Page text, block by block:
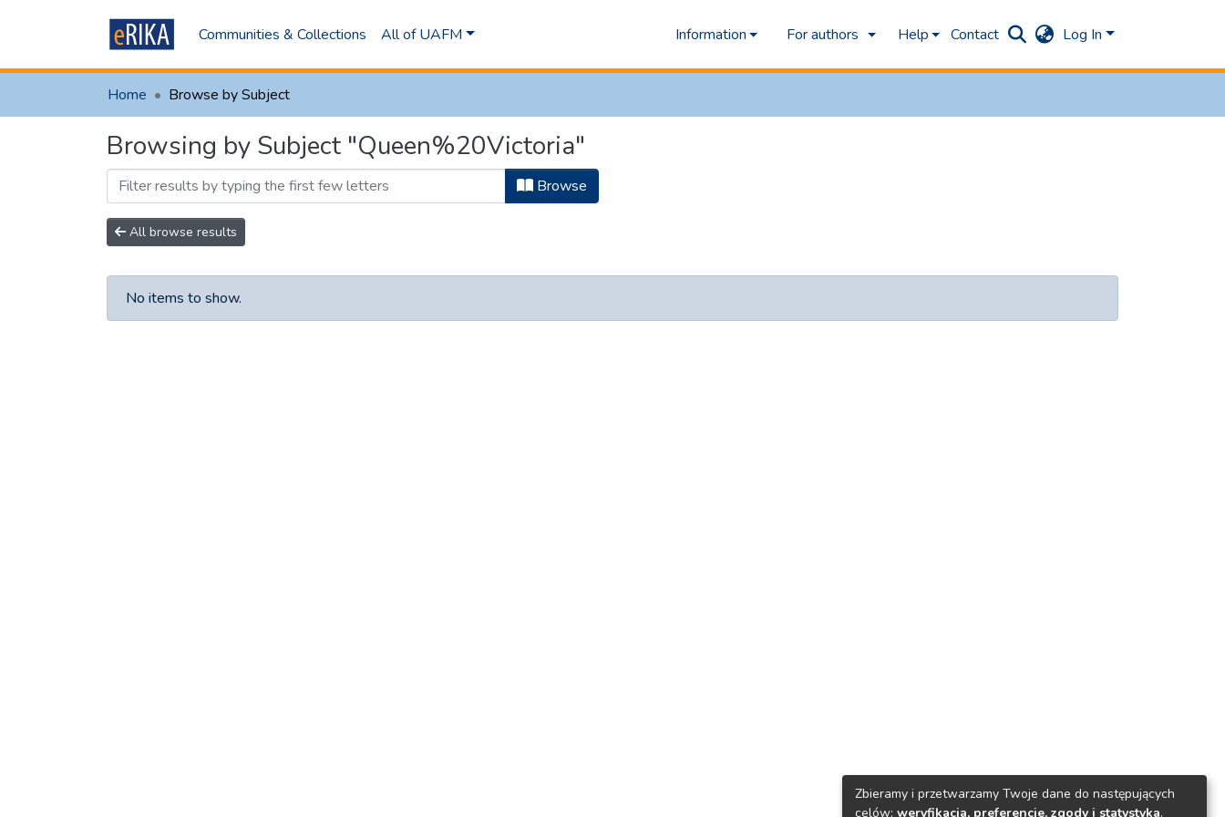
Communities & Collections All of UAFM Information For authors Help Contact Log In
Home Browse by Subject
Browsing by Subject "Queen%20Victoria"
Browse
All browse results
No items to show.
Zbieramy i przetwarzamy Twoje dane do następujących
celów: weryfikacja, preferencje, zgody i statystyka.